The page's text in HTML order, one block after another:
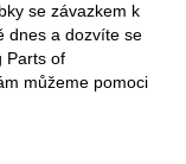
se závazkem k
dnes a dozvíte se
Parts of
můžeme pomoci